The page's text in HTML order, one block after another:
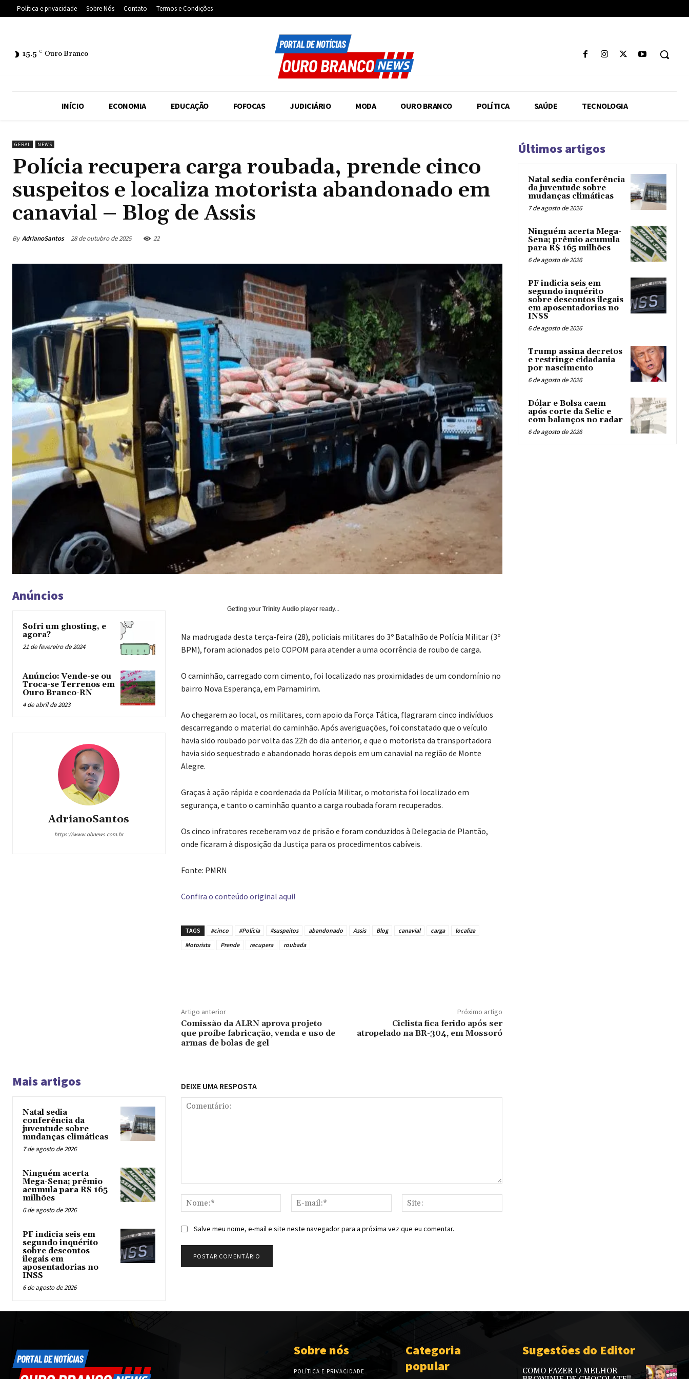
Política e privacidade Sobre Nós Contato Termos e Condições
15.5 C Ouro Branco
INÍCIO ECONOMIA EDUCAÇÃO FOFOCAS JUDICIÁRIO MODA OURO BRANCO POLÍTICA SAÚDE TECNOLOGIA
GERAL NEWS
Polícia recupera carga roubada, prende cinco
suspeitos e localiza motorista abandonado em
canavial – Blog de Assis
By AdrianoSantos 28 de outubro de 2025 22
Anúncios
Sofri um ghosting, e
agora?
21 de fevereiro de 2024
Anúncio: Vende-se ou
Troca-se Terrenos em
Ouro Branco-RN
4 de abril de 2023
AdrianoSantos
https://www.obnews.com.br
Getting your Trinity Audioplayer ready...
Na madrugada desta terça-feira (28), policiais militares do 3º Batalhão de Polícia Militar (3º
BPM), foram acionados pelo COPOM para atender a uma ocorrência de roubo de carga.
O caminhão, carregado com cimento, foi localizado nas proximidades de um condomínio no
bairro Nova Esperança, em Parnamirim.
Ao chegarem ao local, os militares, com apoio da Força Tática, flagraram cinco indivíduos
descarregando o material do caminhão. Após averiguações, foi constatado que o veículo
havia sido roubado por volta das 22h do dia anterior, e que o motorista da transportadora
havia sido sequestrado e abandonado horas depois em um canavial na região de Monte
Alegre.
Graças à ação rápida e coordenada da Polícia Militar, o motorista foi localizado em
segurança, e tanto o caminhão quanto a carga roubada foram recuperados.
Os cinco infratores receberam voz de prisão e foram conduzidos à Delegacia de Plantão,
onde ficaram à disposição da Justiça para os procedimentos cabíveis.
Fonte: PMRN
Confira o conteúdo original aqui!
TAGS #cinco #Polícia #suspeitos abandonado Assis Blog canavial carga
localiza
Motorista
Prende recupera roubada
Artigo anterior
Comissão da ALRN aprova projeto
que proíbe fabricação, venda e uso de
armas de bolas de gel
Próximo artigo
Ciclista fica ferido após ser
atropelado na BR-304, em Mossoró
Mais artigos
Natal sedia
conferência da
juventude sobre
mudanças climáticas
7 de agosto de 2026
Ninguém acerta
Mega-Sena; prêmio
acumula para R$ 165
milhões
6 de agosto de 2026
PF indicia seis em
segundo inquérito
sobre descontos
ilegais em
aposentadorias no
INSS
6 de agosto de 2026
DEIXE UMA RESPOSTA
Nome:*
mail:*
Salve meu nome, e-mail e site neste navegador para a próxima vez que eu comentar.
Últimos artigos
Natal sedia conferência
da juventude sobre
mudanças climáticas
7 de agosto de 2026
Ninguém acerta Mega-
Sena; prêmio acumula
para R$ 165 milhões
6 de agosto de 2026
PF indicia seis em
segundo inquérito
sobre descontos ilegais
em aposentadorias no
INSS
6 de agosto de 2026
Trump assina decretos
e restringe cidadania
por nascimento
6 de agosto de 2026
Dólar e Bolsa caem
após corte da Selic e
com balanços no radar
6 de agosto de 2026
Sobre nós
POLÍTICA E PRIVACIDADE
Categoria
popular
Sugestões do Editor
COMO FAZER O MELHOR